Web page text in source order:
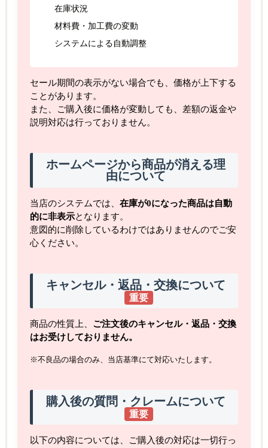
在庫状況
材料費・加工費の変動
システムによる自動調整
セール期間の表示がない場合でも、価格が上下する
ことがあります。
また、ご購入後に価格が変動しても、差額の返金や
説明対応は行っておりません。
ホームページから商品が消える理
由について
当店のシステムでは、 在庫が0になった商品は自動
的に非表示となります。
意図的に削除しているわけではありませんのでご安
心ください。
キャンセル・返品・交換について
重要
商品の性質上、 ご注文後のキャンセル・返品・交換
はお受けしておりません。
※不良品の場合のみ、当店基準にて対応いたします。
購入後の質問・クレームについて
重要
以下の内容については、ご購入後の対応は一切行っ